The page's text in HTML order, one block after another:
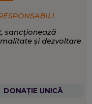
sancționează
și dezvoltare
DONAȚIE UNICĂ